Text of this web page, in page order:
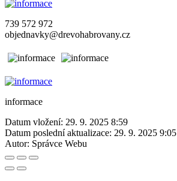
739 572 972
objednavky@drevohabrovany.cz
informace
Datum vložení: 29. 9. 2025 8:59
Datum poslední aktualizace: 29. 9. 2025 9:05
Autor: Správce Webu